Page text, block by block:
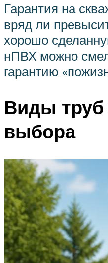
Гарантия на
вряд ли
хорошо
нПВХ можно
гарантию
Виды труб
выбора